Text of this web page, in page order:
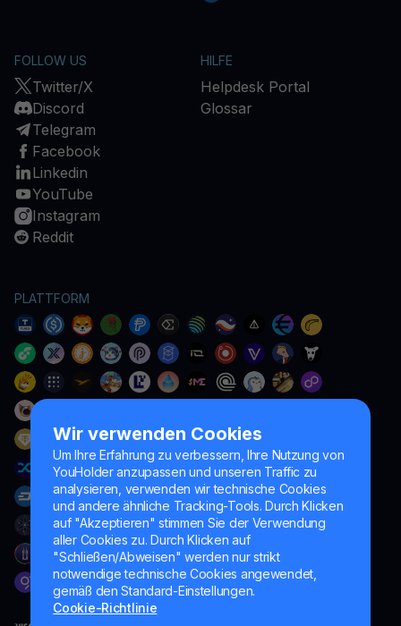
Wir verwenden Cookies
Um Ihre Erfahrung zu verbessern, Ihre Nutzung von
YouHolder anzupassen und unseren Traffic zu
analysieren, verwenden wir technische Cookies
und andere ähnliche Tracking-Tools. Durch Klicken
auf "Akzeptieren" stimmen Sie der Verwendung
aller Cookies zu. Durch Klicken auf
"Schließen/Abweisen" werden nur strikt
notwendige technische Cookies angewendet,
gemäß den Standard-Einstellungen.
Cookie-Richtlinie
FOLLOW US
Twitter/X
Discord
Telegram
Facebook
Linkedin
YouTube
Instagram
Reddit
HILFE
Helpdesk Portal
Glossar
PLATTFORM